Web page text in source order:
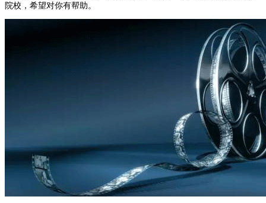
院校，希望对你有帮助。